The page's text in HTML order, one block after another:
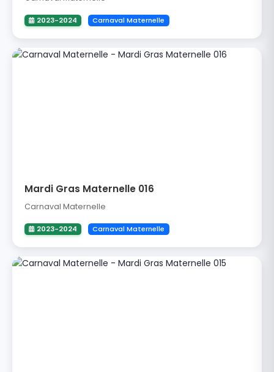
2023-2024 Carnaval Maternelle
Mardi Gras Maternelle 016
Carnaval Maternelle
2023-2024 Carnaval Maternelle